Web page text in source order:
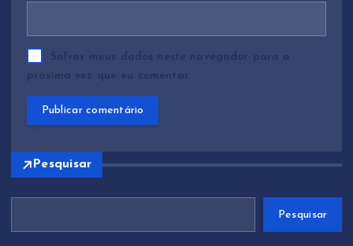
Salvar meus dados neste navegador para a
próxima vez que eu comentar.
Pesquisar
Pesquisar